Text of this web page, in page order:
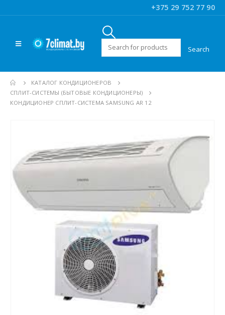
+375 29 752 77 90
Искать:
КАТАЛОГ КОНДИЦИОНЕРОВ
CПЛИТ-СИСТЕМЫ (БЫТОВЫЕ КОНДИЦИОНЕРЫ)
КОНДИЦИОНЕР СПЛИТ-СИСТЕМА SAMSUNG AR 12